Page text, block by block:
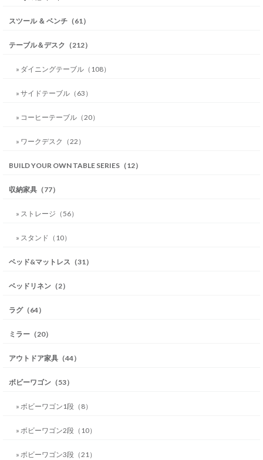
スツール ＆ ベンチ（61）
テーブル＆デスク（212）
» ダイニングテーブル（108）
» サイドテーブル（63）
» コーヒーテーブル（20）
» ワークデスク（22）
BUILD YOUR OWN TABLE SERIES（12）
収納家具（77）
» ストレージ（56）
» スタンド（10）
ベッド&マットレス（31）
ベッドリネン（2）
ラグ（64）
ミラー（20）
アウトドア家具（44）
ボビーワゴン（53）
» ボビーワゴン1段（8）
» ボビーワゴン2段（10）
» ボビーワゴン3段（21）